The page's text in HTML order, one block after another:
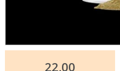
22.00